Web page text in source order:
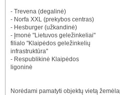
- Trevena (degalinė)
- Norfa XXL (prekybos centras)
- Hesburger (užkandinė)
- Įmonė "Lietuvos geležinkeliai"
filialo "Klaipėdos geležinkelių
infrastruktūra"
- Respublikinė Klaipėdos
ligoninė
Norėdami pamatyti objektų vietą